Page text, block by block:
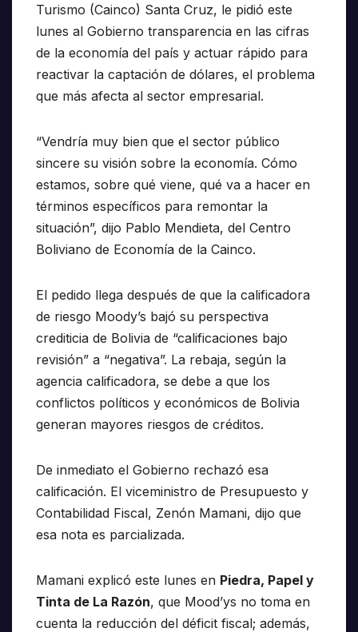
Turismo (Cainco) Santa Cruz, le pidió este
lunes al Gobierno transparencia en las cifras
de la economía del país y actuar rápido para
reactivar la captación de dólares, el problema
que más afecta al sector empresarial.
“Vendría muy bien que el sector público
sincere su visión sobre la economía. Cómo
estamos, sobre qué viene, qué va a hacer en
términos específicos para remontar la
situación”, dijo Pablo Mendieta, del Centro
Boliviano de Economía de la Cainco.
El pedido llega después de que la calificadora
de riesgo Moody’s bajó su perspectiva
crediticia de Bolivia de “calificaciones bajo
revisión” a “negativa”. La rebaja, según la
agencia calificadora, se debe a que los
conflictos políticos y económicos de Bolivia
generan mayores riesgos de créditos.
De inmediato el Gobierno rechazó esa
calificación. El viceministro de Presupuesto y
Contabilidad Fiscal, Zenón Mamani, dijo que
esa nota es parcializada.
Mamani explicó este lunes en Piedra, Papel y
Tinta de La Razón, que Mood’ys no toma en
cuenta la reducción del déficit fiscal; además,